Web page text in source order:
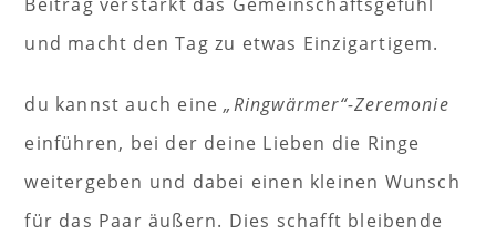
und macht den Tag zu etwas Einzigartigem.
du kannst auch eine„Ringwärmer“-Zeremonie
einführen, bei der deine Lieben die Ringe
weitergeben und dabei einen kleinen Wunsch
für das Paar äußern. Dies schafft bleibende